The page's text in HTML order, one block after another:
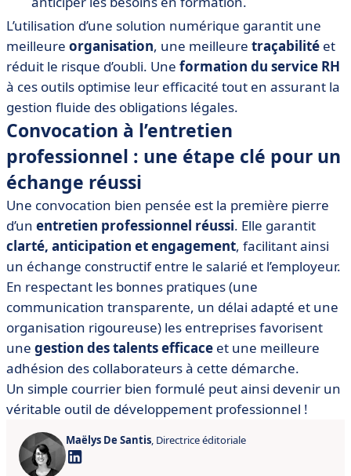
L’utilisation d’une solution numérique garantit une
meilleure organisation, une meilleure traçabilité et
réduit le risque d’oubli. Une formation du service RH
à ces outils optimise leur efficacité tout en assurant la
gestion fluide des obligations légales.
Convocation à l’entretien
professionnel : une étape clé pour un
échange réussi
Une convocation bien pensée est la première pierre
d’un entretien professionnel réussi. Elle garantit
clarté, anticipation et engagement, facilitant ainsi
un échange constructif entre le salarié et l’employeur.
En respectant les bonnes pratiques (une
communication transparente, un délai adapté et une
organisation rigoureuse) les entreprises favorisent
une gestion des talents efficace et une meilleure
adhésion des collaborateurs à cette démarche.
Un simple courrier bien formulé peut ainsi devenir un
véritable outil de développement professionnel !
Maëlys De Santis, Directrice éditoriale